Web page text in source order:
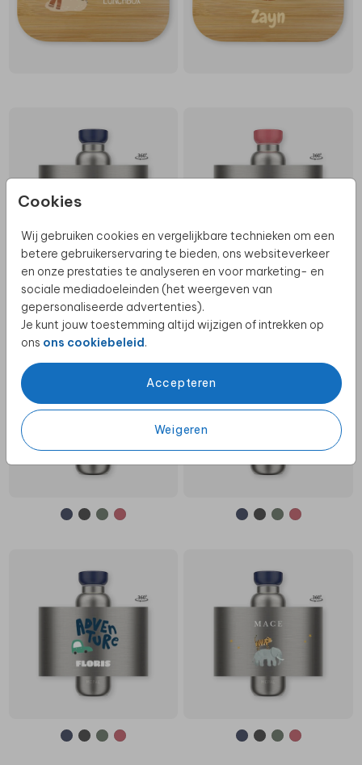
Cookies
Wij gebruiken cookies en vergelijkbare technieken om een
betere gebruikerservaring te bieden, ons websiteverkeer
en onze prestaties te analyseren en voor marketing- en
sociale mediadoeleinden (het weergeven van
gepersonaliseerde advertenties).
Je kunt jouw toestemming altijd wijzigen of intrekken op
ons ons cookiebeleid.
Accepteren
Weigeren